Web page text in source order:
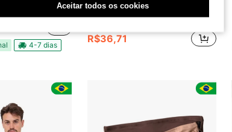
Slim 6cm Lateral Diandrher - Preto, Mostarda e Listrada
4-7 dias
Naviga Onda
Naviga Onda Sunga Masculina Minimalista de Cor Sólida, Casual, para Férias
R$36,71
Aceitar todos os cookies